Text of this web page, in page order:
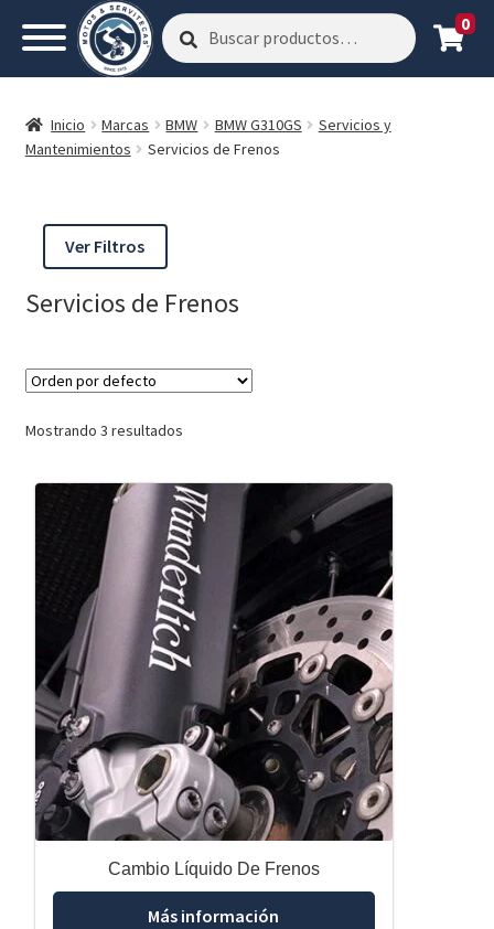
Buscar
por:
Buscar 0
Inicio Marcas BMW BMW G310GS
Servicios y
Mantenimientos
Servicios de Frenos
Ver Filtros
Servicios de Frenos
Mostrando 3 resultados
Cambio Líquido De Frenos
Más información